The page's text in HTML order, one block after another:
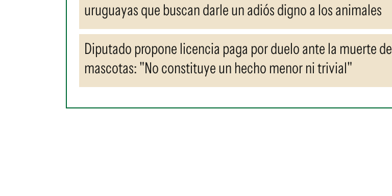
uruguayas que buscan darle un adiós digno a los animales
Diputado propone licencia paga por duelo ante la muerte de
mascotas: "No constituye un hecho menor ni trivial"